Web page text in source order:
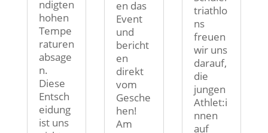
ndigten
hohen
Tempe
raturen
absage
n.
Diese
Entsch
eidung
ist uns
en das
Event
und
bericht
en
direkt
vom
Gesche
hen!
Am
triathlo
ns
freuen
wir uns
darauf,
die
jungen
Athlet:i
nnen
auf